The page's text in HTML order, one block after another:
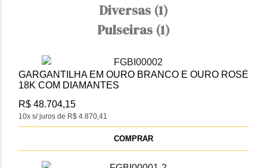
Diversas (1)
Pulseiras (1)
GARGANTILHA EM OURO BRANCO E OURO ROSÉ
18K COM DIAMANTES
10x s/ juros de R$ 4.870,41
R$ 48.704,15
COMPRAR